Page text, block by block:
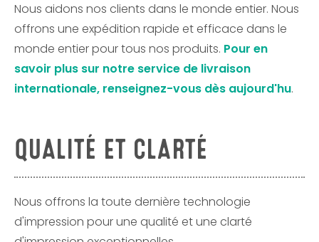
Nous aidons nos clients dans le monde entier. Nous
offrons une expédition rapide et efficace dans le
monde entier pour tous nos produits. Pour en
savoir plus sur notre service de livraison
internationale, renseignez-vous dès aujourd'hu.
QUALITÉ ET CLARTÉ
Nous offrons la toute dernière technologie
d'impression pour une qualité et une clarté